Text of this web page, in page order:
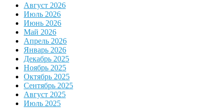
Август 2026
Июль 2026
Июнь 2026
Май 2026
Апрель 2026
Январь 2026
Декабрь 2025
Ноябрь 2025
Октябрь 2025
Сентябрь 2025
Август 2025
Июль 2025